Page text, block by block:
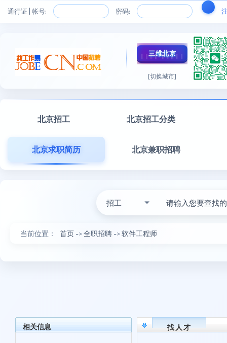
通行证 | 帐号: 密码:
三维北京
[切换城市]
北京招工 北京招工分类
北京求职简历 北京兼职招聘
招工
当前位置： 首页 ->全职招聘 ->软件工程师
相关信息 找人才